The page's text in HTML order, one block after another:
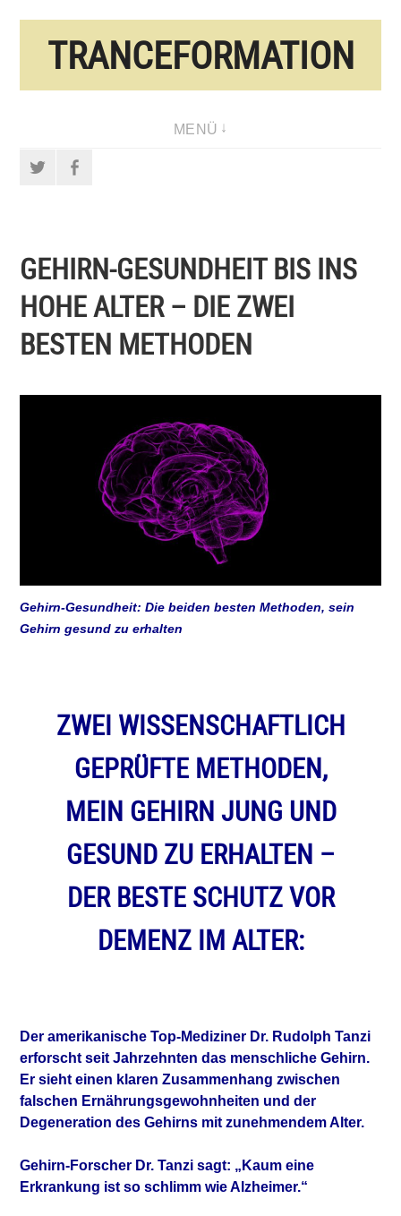
TRANCEFORMATION
MENÜ
Twitter
GEHIRN-GESUNDHEIT BIS INS
HOHE ALTER – DIE ZWEI
BESTEN METHODEN
Gehirn-Gesundheit: Die beiden besten Methoden, sein
Gehirn gesund zu erhalten
ZWEI WISSENSCHAFTLICH
GEPRÜFTE METHODEN,
MEIN GEHIRN JUNG UND
GESUNDZU ERHALTEN –
DER BESTE SCHUTZ VOR
DEMENZ IM ALTER:
Der amerikanische Top-Mediziner Dr. Rudolph Tanzi
erforscht seit Jahrzehnten das menschliche Gehirn.
Er sieht einen klaren Zusammenhang zwischen
falschen Ernährungsgewohnheiten und der
Degeneration des Gehirns mit zunehmendem Alter.
Gehirn-Forscher Dr. Tanzisagt: „Kaum eine
Erkrankung ist so schlimmwie Alzheimer.“